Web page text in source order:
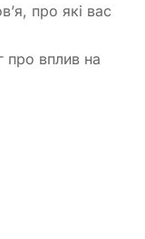
про які вас
про вплив на